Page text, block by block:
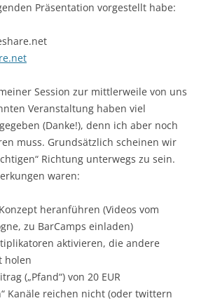
Präsentation vorgestellt habe:
Session zur mittlerweile von uns
Veranstaltung haben viel
(Danke!), denn ich aber noch
muss. Grundsätzlich scheinen wir
Richtung unterwegs zu sein.
waren:
heranführen (Videos vom
zu BarCamps einladen)
aktivieren, die andere
holen
(„Pfand“) von 20 EUR
Kanäle reichen nicht (oder twittern